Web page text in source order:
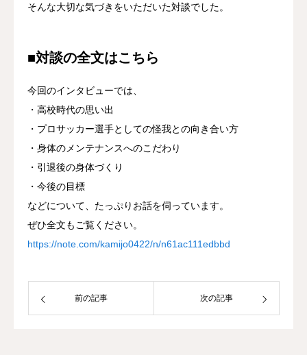
そんな大切な気づきをいただいた対談でした。
■対談の全文はこちら
今回のインタビューでは、
・高校時代の思い出
・プロサッカー選手としての怪我との向き合い方
・身体のメンテナンスへのこだわり
・引退後の身体づくり
・今後の目標
などについて、たっぷりお話を伺っています。
ぜひ全文もご覧ください。
https://note.com/kamijo0422/n/n61ac111edbbd
前の記事 次の記事